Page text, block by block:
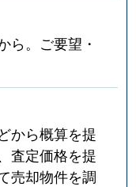
ら。ご要望・
から概算を提
査定価格を提
売却物件を調